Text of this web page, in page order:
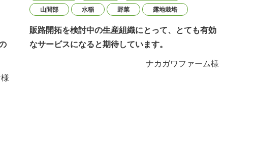
販路開拓を検討中の生産組織にとって、とても有効
なサービスになると期待しています。
ナカガワファーム様
山間部
水稲 野菜 露地栽培